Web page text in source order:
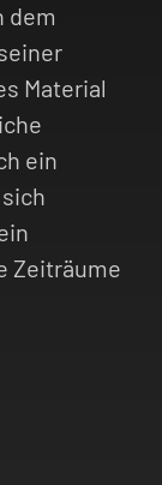
dem
Material
ein
Zeiträume